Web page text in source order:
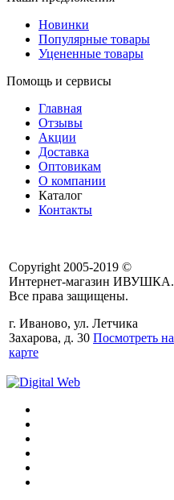
Новинки
Популярные товары
Уцененные товары
Помощь и сервисы
Главная
Отзывы
Акции
Доставка
Оптовикам
О компании
Каталог
Контакты
Copyright 2005-2019 ©
Интернет-магазин ИВУШКА.
Все права защищены.
г. Иваново, ул. Летчика
Захарова, д. 30 Посмотреть на
карте